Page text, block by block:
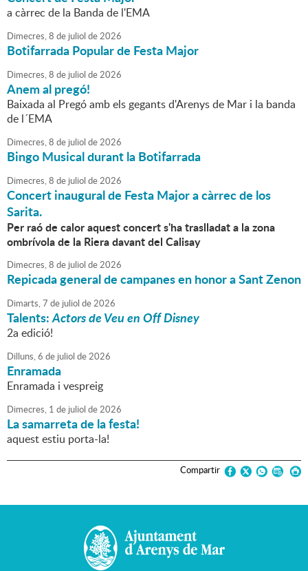
a càrrec de la Banda de l'EMA
Dimecres,8 de juliol de2026
Botifarrada Popular de Festa Major
Dimecres,8 de juliol de2026
Anem al pregó!
Baixada al Pregó amb els gegants d'Arenys de Mar i la banda
de l´EMA
Dimecres,8 de juliol de2026
Bingo Musical durant la Botifarrada
Dimecres,8 de juliol de2026
Concert inaugural de Festa Major a càrrec de los
Sarita.
Per raó de calor aquest concert s'ha traslladat a la zona
ombrívola de la Riera davant del Calisay
Dimecres,8 de juliol de2026
Repicada general de campanes en honor a Sant Zenon
Dimarts,7 de juliol de2026
Talents:Actors de Veu en Off Disney
2a edició!
Dilluns,6 de juliol de2026
Enramada
Enramada i vespreig
Dimecres, 1 de juliol de2026
La samarreta de la festa!
aquest estiu porta-la!
Compartir